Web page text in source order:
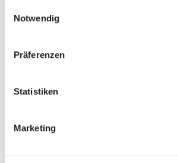
Notwendig
Präferenzen
Statistiken
Marketing
Auch interessant